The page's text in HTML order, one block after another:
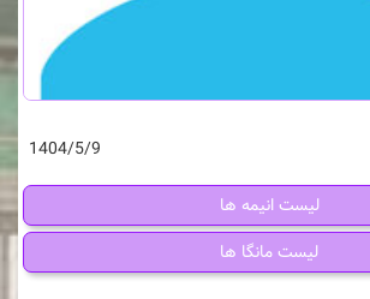
1404/5/9
لیست انیمه ها
لیست مانگا ها